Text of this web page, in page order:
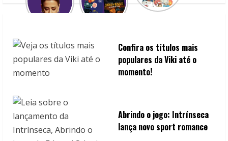
Confira os títulos mais
populares da Viki até o
momento!
Abrindo o jogo: Intrínseca
lança novo sport romance